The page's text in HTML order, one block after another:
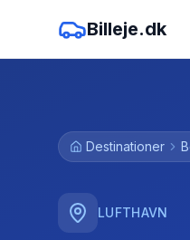
Billeje.dk
Destinationer
LUFTHAVN